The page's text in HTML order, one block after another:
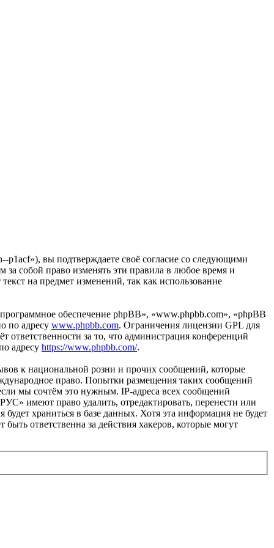
вы подтверждаете своё согласие со следующими
собой право изменять эти правила в любое время и
на предмет изменений, так как использование
обеспечение phpBB», «www.phpbb.com», «phpBB
по адресу www.phpbb.com. Ограничения лицензии GPL для
за то, что администрация конференций
адресу https://www.phpbb.com/.
к национальной розни и прочих сообщений, которые
право. Попытки размещения таких сообщений
мы сочтём это нужным. IP-адреса всех сообщений
имеют право удалить, отредактировать, перенести или
храниться в базе данных. Хотя эта информация не будет
ответственна за действия хакеров, которые могут